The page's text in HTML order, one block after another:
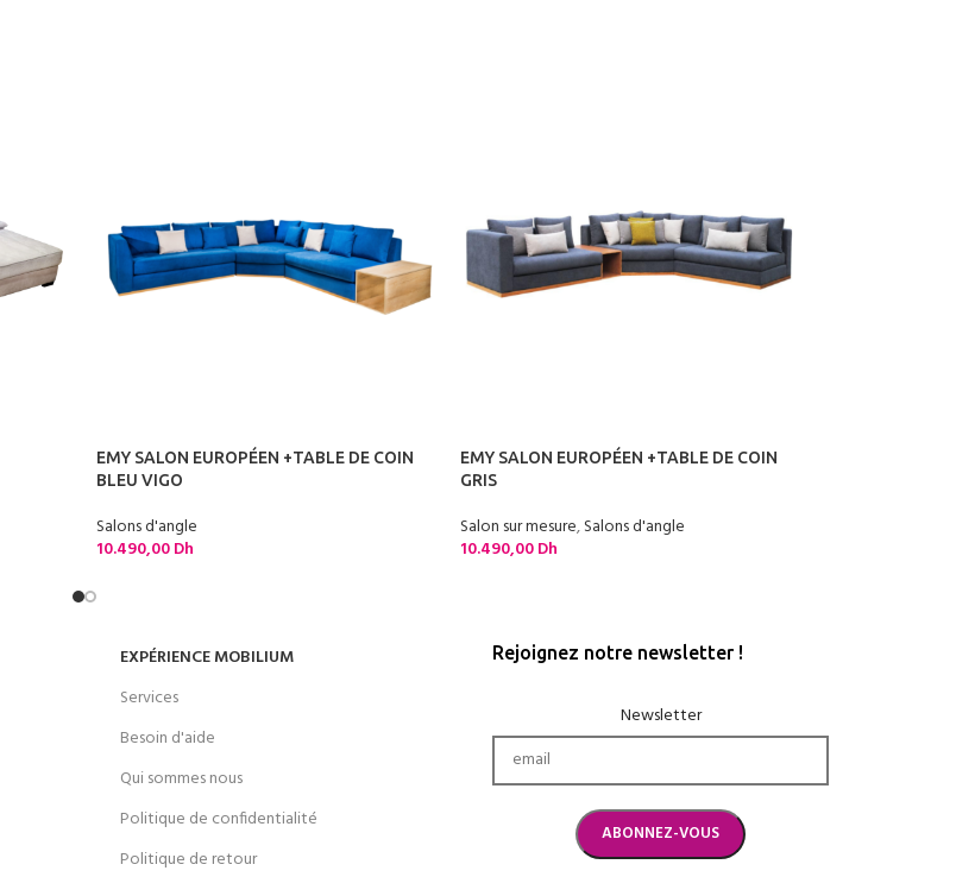
EMY SALON EUROPÉEN +TABLE DE COIN
BLEU VIGO
Salons d'angle
10.490,00Dh
EMY SALON EUROPÉEN +TABLE DE COIN
GRIS
Salon sur mesure,Salons d'angle
10.490,00Dh
EXPÉRIENCE MOBILIUM
Services
Besoin d'aide
Qui sommes nous
Politique de confidentialité
Politique de retour
Rejoignez notre newsletter !
Newsletter